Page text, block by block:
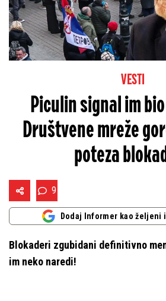
VESTI
Piculin signal im
Društvene mreže
poteza
9
Dodaj Informer kao željeni
Blokaderi zgubidani definitivno
im neko naredi!